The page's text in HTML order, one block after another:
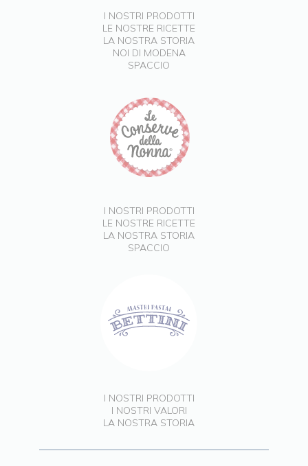
I NOSTRI PRODOTTI
LE NOSTRE RICETTE
LA NOSTRA STORIA
NOI DI MODENA
SPACCIO
I NOSTRI PRODOTTI
LE NOSTRE RICETTE
LA NOSTRA STORIA
SPACCIO
I NOSTRI PRODOTTI
I NOSTRI VALORI
LA NOSTRA STORIA